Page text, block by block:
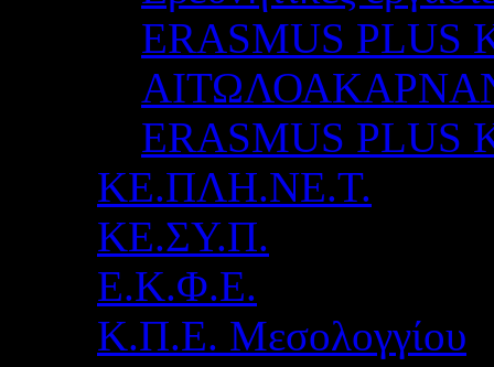
ERASMUS PLUS
ERASMUS
ΚΕ.ΠΛΗ.ΝΕ.Τ.
ΚΕ.ΣΥ.Π.
Ε.Κ.Φ.Ε.
Κ.Π.Ε. Μεσολογγίου